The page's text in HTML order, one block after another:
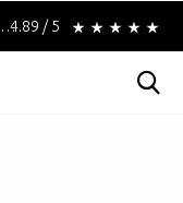
Betaal achteraf met
4.89 / 5